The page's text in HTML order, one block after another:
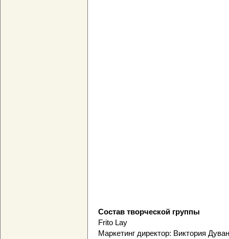
Состав творческой группы
Frito Lay
Маркетинг директор: Виктория